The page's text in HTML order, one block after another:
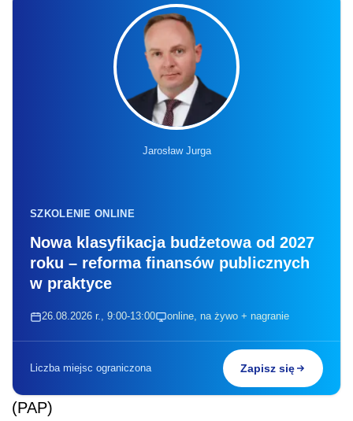
Jarosław Jurga
SZKOLENIE ONLINE
Nowa klasyfikacja budżetowa od 2027
roku – reforma finansów publicznych
w praktyce
26.08.2026 r., 9:00-13:00 online, na żywo + nagranie
Liczba miejsc ograniczona Zapisz się
(PAP)